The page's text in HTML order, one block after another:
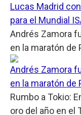
Lucas Madrid
para el Mundial
Andrés Zamora
en la maratón de
Andrés Zamora
en la maratón de
Rumbo a Tokio:
oro del año en el